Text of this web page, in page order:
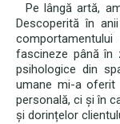
Pe lângă artă,
Descoperită în
fascineze până în
psihologice din
umane mi-a oferit
personală, ci și în
și dorințelor